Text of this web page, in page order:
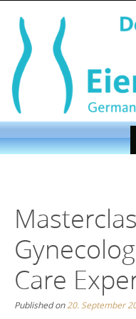
content
Care
Published on20. September